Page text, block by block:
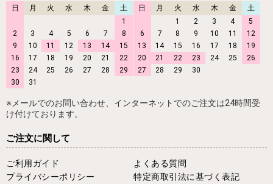
日
月 火 水 木 金
土
1
2
3 4 5 6 7
8
9
10 11 12 13 14
15
16
17 18 19 20 21
22
23
24 25 26 27 28
29
30
31
日
月 火 水 木 金
土
1
2 3 4
5
6
7 8 9 10 11
12
13
14 15 16 17 18
19
20
21 22 23 24 25
26
27
28 29 30
※メールでのお問い合わせ、インターネットでのご注文は24時間受
け付けております。
ご注文に関して
ご利用ガイド
よくある質問
プライバシーポリシー
特定商取引法に基づく表記